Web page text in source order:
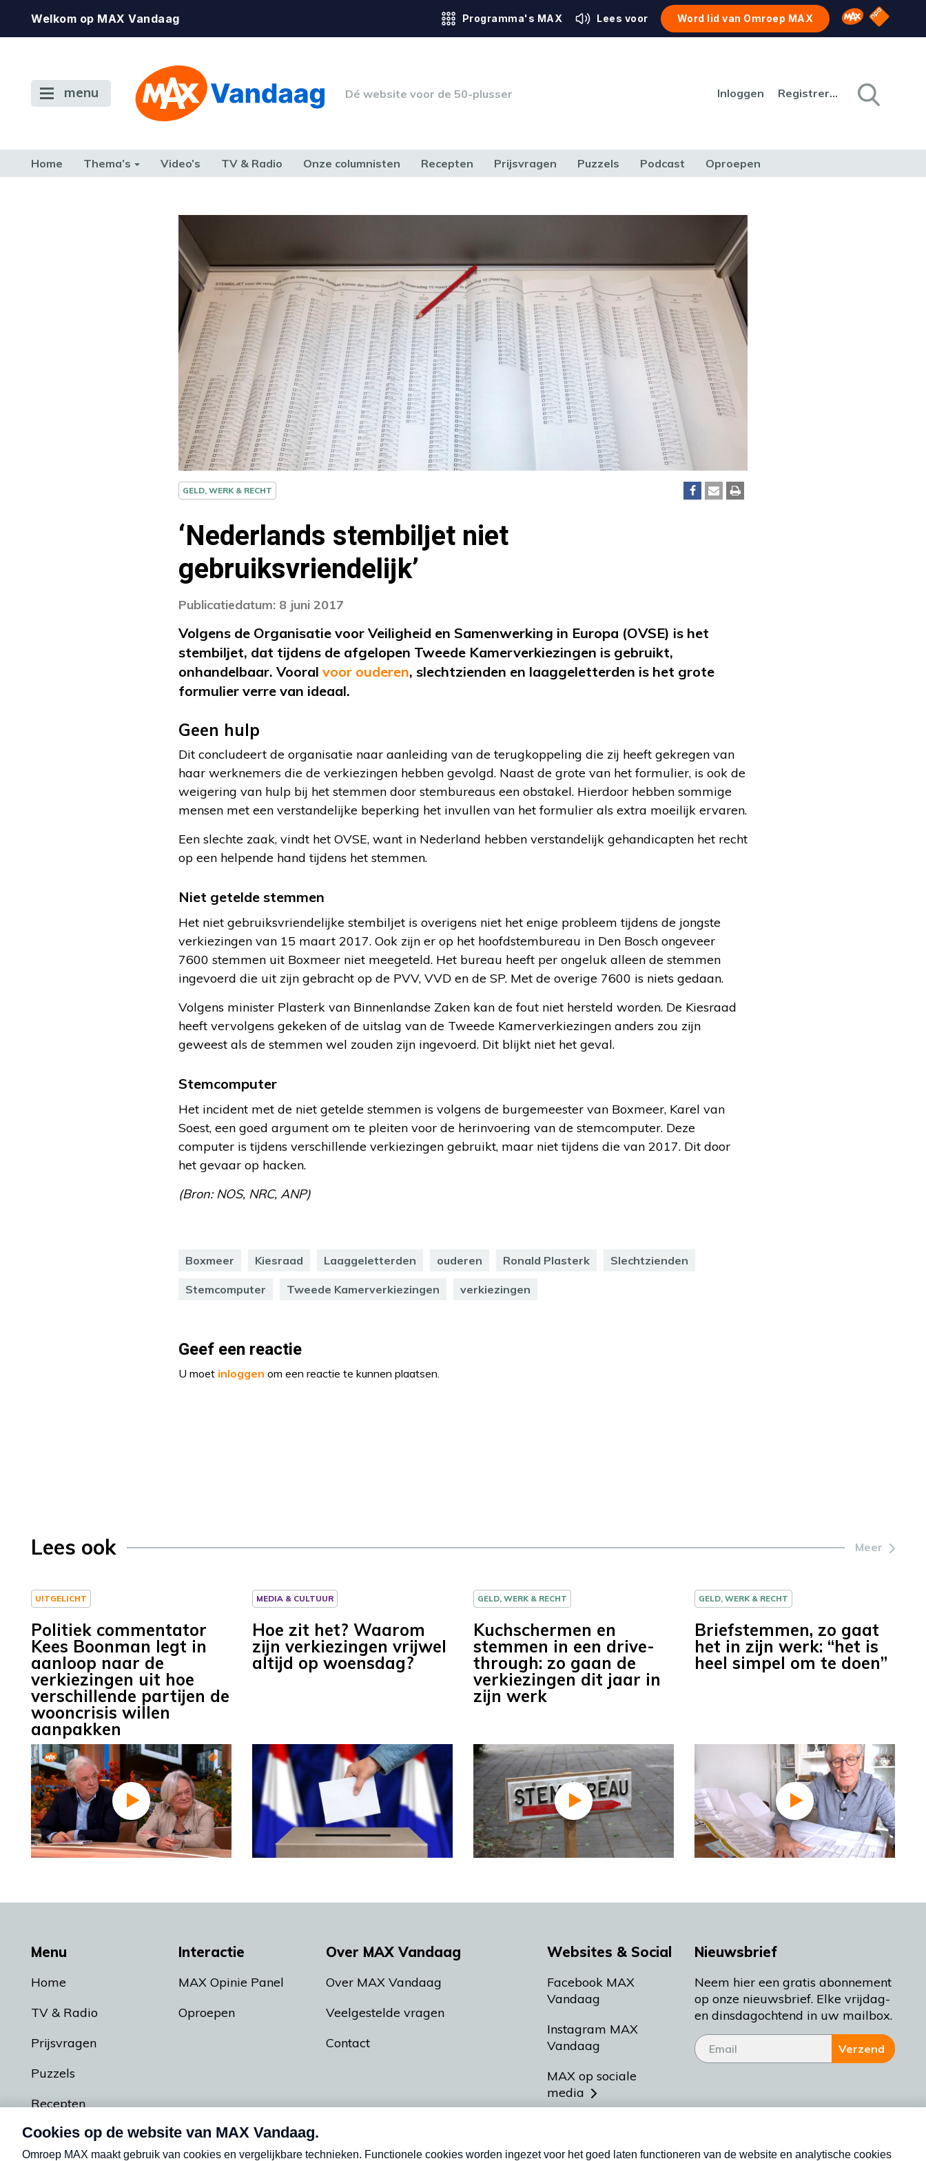
Welkom op MAX Vandaag Programma's MAX Lees voor Word lid van Omroep MAX Omroep MAX
NPO
menu Dé website voor de 50-plusser Inloggen Registreren
Home Thema’s Video’s TV & Radio Onze columnisten Recepten Prijsvragen Puzzels Podcast Oproepen
GELD, WERK & RECHT
‘Nederlands stembiljet niet
gebruiksvriendelijk’
Publicatiedatum: 8 juni 2017
Volgens de Organisatie voor Veiligheid en Samenwerking in Europa (OVSE) is het
stembiljet, dat tijdens de afgelopen Tweede Kamerverkiezingen is gebruikt,
onhandelbaar. Vooral voor ouderen, slechtzienden en laaggeletterden is het grote
formulier verre van ideaal.
Geen hulp
Dit concludeert de organisatie naar aanleiding van de terugkoppeling die zij heeft gekregen van
haar werknemers die de verkiezingen hebben gevolgd. Naast de grote van het formulier, is ook de
weigering van hulp bij het stemmen door stembureaus een obstakel. Hierdoor hebben sommige
mensen met een verstandelijke beperking het invullen van het formulier als extra moeilijk ervaren.
Een slechte zaak, vindt het OVSE, want in Nederland hebben verstandelijk gehandicapten het recht
op een helpende hand tijdens het stemmen.
Niet getelde stemmen
Het niet gebruiksvriendelijke stembiljet is overigens niet het enige probleem tijdens de jongste
verkiezingen van 15 maart 2017. Ook zijn er op het hoofdstembureau in Den Bosch ongeveer
7600 stemmen uit Boxmeer niet meegeteld. Het bureau heeft per ongeluk alleen de stemmen
ingevoerd die uit zijn gebracht op de PVV, VVD en de SP. Met de overige 7600 is niets gedaan.
Volgens minister Plasterk van Binnenlandse Zaken kan de fout niet hersteld worden. De Kiesraad
heeft vervolgens gekeken of de uitslag van de Tweede Kamerverkiezingen anders zou zijn
geweest als de stemmen wel zouden zijn ingevoerd. Dit blijkt niet het geval.
Stemcomputer
Het incident met de niet getelde stemmen is volgens de burgemeester van Boxmeer, Karel van
Soest, een goed argument om te pleiten voor de herinvoering van de stemcomputer. Deze
computer is tijdens verschillende verkiezingen gebruikt, maar niet tijdens die van 2017. Dit door
het gevaar op hacken.
(Bron: NOS, NRC, ANP)
Boxmeer Kiesraad Laaggeletterden ouderen Ronald Plasterk Slechtzienden
Stemcomputer Tweede Kamerverkiezingen verkiezingen
Geef een reactie
U moet inloggen om een reactie te kunnen plaatsen.
Lees ook Meer
UITGELICHT
Politiek commentator
Kees Boonman legt in
aanloop naar de
verkiezingen uit hoe
verschillende partijen de
wooncrisis willen
aanpakken
MEDIA & CULTUUR
Hoe zit het? Waarom
zijn verkiezingen vrijwel
altijd op woensdag?
GELD, WERK & RECHT
Kuchschermen en
stemmen in een drive-
through: zo gaan de
verkiezingen dit jaar in
zijn werk
GELD, WERK & RECHT
Briefstemmen, zo gaat
het in zijn werk: “het is
heel simpel om te doen”
Menu
Home
TV & Radio
Prijsvragen
Puzzels
Recepten
Podcasts
Interactie
MAX Opinie Panel
Oproepen
Over MAX Vandaag
Over MAX Vandaag
Veelgestelde vragen
Contact
Websites & Social
Facebook MAX
Vandaag
Instagram MAX
Vandaag
MAX op sociale
media
Meldpunt Actueel
Nieuwsbrief
Neem hier een gratis abonnement
op onze nieuwsbrief. Elke vrijdag-
en dinsdagochtend in uw mailbox.
Verzend